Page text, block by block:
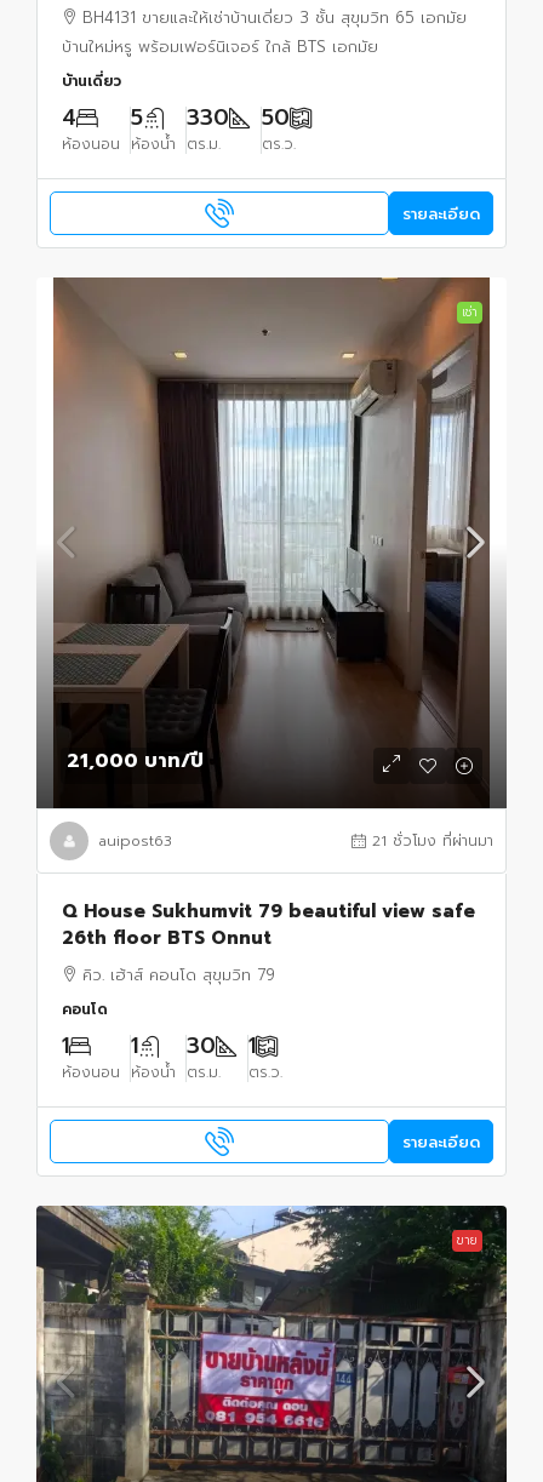
เอกมัย
BH4131 ขายและให้เช่าบ้านเดี่ยว 3 ชั้น สุขุมวิท 65 เอกมัย
บ้านใหม่หรู พร้อมเฟอร์นิเจอร์ ใกล้ BTS เอกมัย
บ้านเดี่ยว
4
ห้องนอน
5
ห้องน้ำ
330
ตร.ม.
50
ตร.ว.
รายละเอียด
เช่า
21,000 บาท/ปี
auipost63 21 ชั่วโมง ที่ผ่านมา
Q House Sukhumvit 79 beautiful view safe
26th floor BTS Onnut
คิว. เฮ้าส์ คอนโด สุขุมวิท 79
คอนโด
1
ห้องนอน
1
ห้องน้ำ
30
ตร.ม.
1
ตร.ว.
รายละเอียด
ขาย